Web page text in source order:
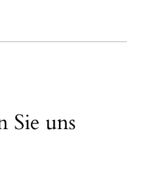
Sie uns